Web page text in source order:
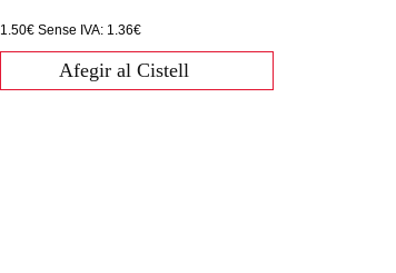
1.50€ Sense IVA: 1.36€
Afegir al Cistell